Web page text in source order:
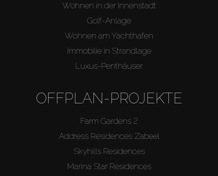
Wohnen in der Innenstadt
Golf-Anlage
Wohnen am Yachthafen
Immobilie in Strandlage
Luxus-Penthäuser
OFFPLAN-PROJEKTE
Farm Gardens 2
Address Residences Zabeel
Skyhills Residences
Marina Star Residences